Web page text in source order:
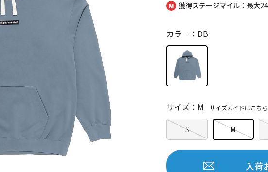
獲得ステージマイル：最大
カラー：DB
S M
サイズ：M サイズガイドはこちら
入荷